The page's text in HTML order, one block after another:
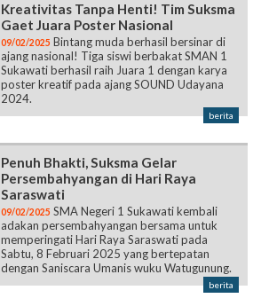
Kreativitas Tanpa Henti! Tim Suksma
Gaet Juara Poster Nasional
09/02/2025 Bintang muda berhasil bersinar di
ajang nasional! Tiga siswi berbakat SMAN 1
Sukawati berhasil raih Juara 1 dengan karya
poster kreatif pada ajang SOUND Udayana
2024.
berita
Penuh Bhakti, Suksma Gelar
Persembahyangan di Hari Raya
Saraswati
09/02/2025 SMA Negeri 1 Sukawati kembali
adakan persembahyangan bersama untuk
memperingati Hari Raya Saraswati pada
Sabtu, 8 Februari 2025 yang bertepatan
dengan Saniscara Umanis wuku Watugunung.
berita